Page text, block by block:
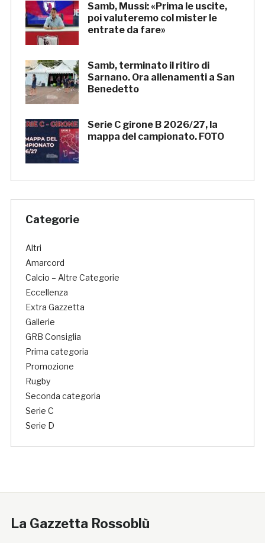
Samb, Mussi: «Prima le uscite,
poi valuteremo col mister le
entrate da fare»
Samb, terminato il ritiro di
Sarnano. Ora allenamenti a San
Benedetto
Serie C girone B 2026/27, la
mappa del campionato. FOTO
Categorie
Altri
Amarcord
Calcio – Altre Categorie
Eccellenza
Extra Gazzetta
Gallerie
GRB Consiglia
Prima categoria
Promozione
Rugby
Seconda categoria
Serie C
Serie D
La Gazzetta Rossoblù